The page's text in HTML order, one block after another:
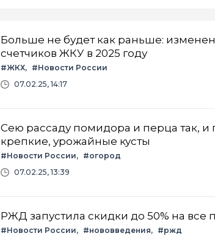
Больше не будет как раньше:
счетчиков ЖКУ в 2025 году
#ЖКХ
#Новости России
07.02.25, 14:17
Сею рассаду помидора и перца так, и
крепкие, урожайные кусты
#Новости России
#огород
07.02.25, 13:39
РЖД запустила скидки до 50% на все
#Новости России #нововведения
#ржд